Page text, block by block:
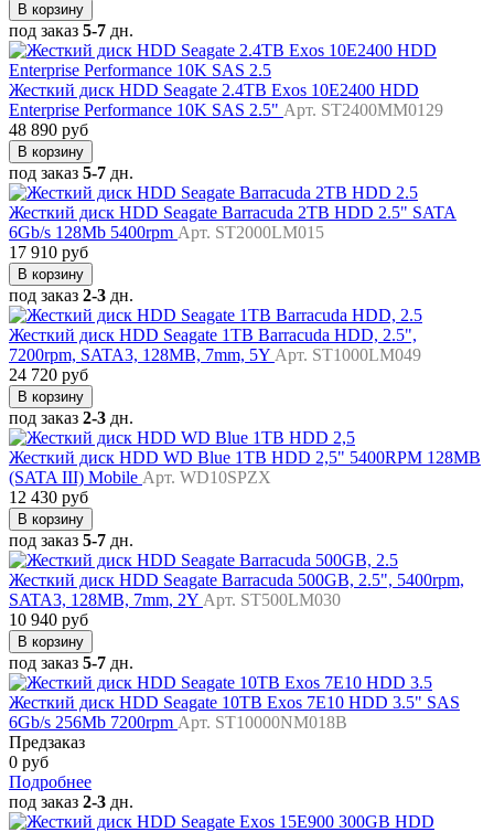
В корзину
под заказ 5-7 дн.
Жесткий диск HDD Seagate 2.4TB Exos 10E2400 HDD
Enterprise Performance 10K SAS 2.5" Арт. ST2400MM0129
48 890 руб
В корзину
под заказ 5-7 дн.
Жесткий диск HDD Seagate Barracuda 2TB HDD 2.5" SATA
6Gb/s 128Mb 5400rpm Арт. ST2000LM015
17 910 руб
В корзину
под заказ 2-3 дн.
Жесткий диск HDD Seagate 1TB Barracuda HDD, 2.5",
7200rpm, SATA3, 128MB, 7mm, 5Y Арт. ST1000LM049
24 720 руб
В корзину
под заказ 2-3 дн.
Жесткий диск HDD WD Blue 1TB HDD 2,5" 5400RPM 128MB
(SATA III) Mobile Арт. WD10SPZX
12 430 руб
В корзину
под заказ 5-7 дн.
Жесткий диск HDD Seagate Barracuda 500GB, 2.5", 5400rpm,
SATA3, 128MB, 7mm, 2Y Арт. ST500LM030
10 940 руб
В корзину
под заказ 5-7 дн.
Жесткий диск HDD Seagate 10TB Exos 7E10 HDD 3.5" SAS
6Gb/s 256Mb 7200rpm Арт. ST10000NM018B
Предзаказ
0 руб
Подробнее
под заказ 2-3 дн.